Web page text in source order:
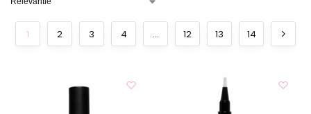
1 2 3 4 … 12 13 14